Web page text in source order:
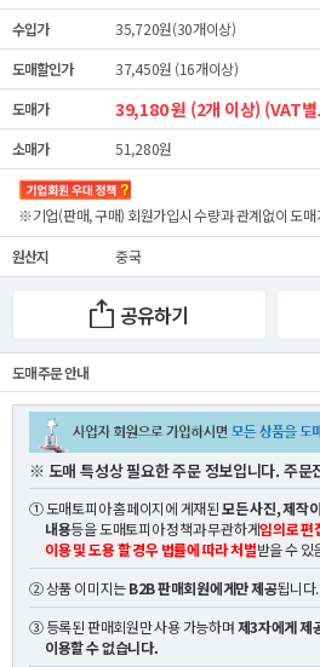
수입가
35,720원(30개이상)
도매할인가
37,450원 (16개이상)
도매가
39,180 원 (2개 이상) (VAT
소매가 51,280원
※기업(판매, 구매) 회원가입시 수량과 관계없이도매
원산지 중국
공유하기
도매 주문 안내
※ 도매 특성상 필요한 주문 정보입니다. 주문
① 도매토피아 홈페이지에 게재된모든 사진, 제작
내용등을 도매토피아 정책과 무관하게임의로 편
이용 및 도용 할 경우 법률에 따라 처벌받을 수 있
② 상품 이미지는B2B 판매회원에게만 제공됩니다.
③ 등록된 판매회원만 사용 가능하며제3자에게 제
이용할 수 없습니다.